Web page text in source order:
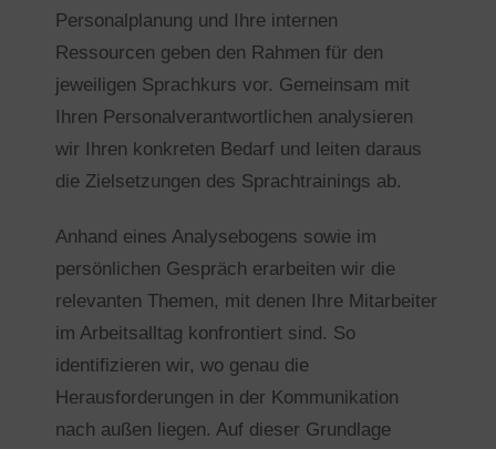
Personalplanung und Ihre internen
Ressourcen geben den Rahmen für den
jeweiligen Sprachkurs vor. Gemeinsam mit
Ihren Personalverantwortlichen analysieren
wir Ihren konkreten Bedarf und leiten daraus
die Zielsetzungen des Sprachtrainings ab.
Anhand eines Analysebogens sowie im
persönlichen Gespräch erarbeiten wir die
relevanten Themen, mit denen Ihre Mitarbeiter
im Arbeitsalltag konfrontiert sind. So
identifizieren wir, wo genau die
Herausforderungen in der Kommunikation
nach außen liegen. Auf dieser Grundlage